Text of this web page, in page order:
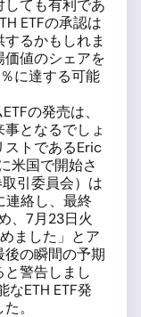
しても有利であ
ETFの承認は
るかもしれま
値のシェアを
に達する可能
の発売は、
となるでしょ
ストであるEric
米国で開始さ
引委員会）は
連絡し、最終
、7月23日火
ました」とア
の瞬間の予期
警告しまし
ETH ETF発
。